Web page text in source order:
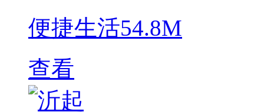
便捷生活54.8M
查看